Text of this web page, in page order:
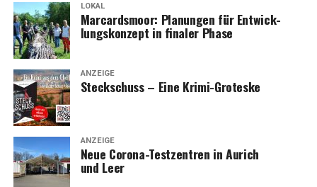
LOKAL
Mar­cards­moor: Pla­nun­gen für Ent­wick­
lungs­kon­zept in fina­ler Phase
ANZEIGE
Steck­schuss – Eine Krimi-Groteske
ANZEIGE
Neue Coro­na-Test­zen­tren in Aurich
und Leer